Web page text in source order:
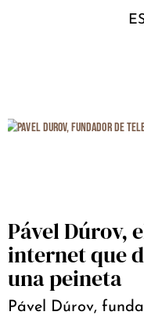
Pável Dúrov,
internet que
una peineta
Pável Dúrov,